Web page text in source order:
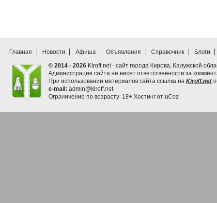
Главная Новости Афиша Объявления Справочник
Блоги
© 2014 - 2026 Kiroff.net - сайт города Кирова, Калужской
Администрация сайта не несет ответственности за
При использовании материалов сайта ссылка на Kiroff.net
e-mail: admin@kiroff.net
Ограничение по возрасту: 18+ Хостинг от uCoz